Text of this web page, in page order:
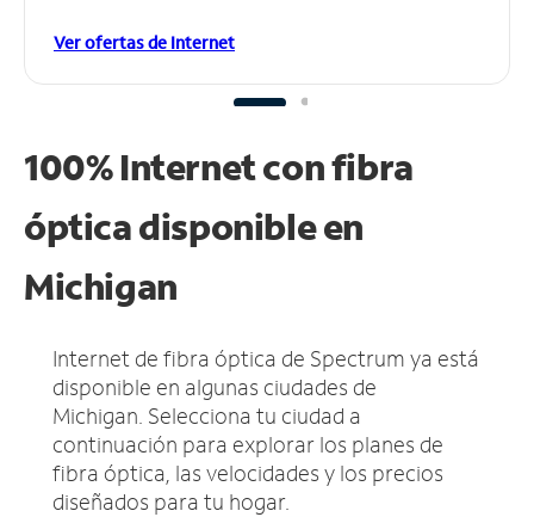
Ver ofertas de Internet
100% Internet con fibra
óptica disponible en
Michigan
Internet de fibra óptica de Spectrum ya está
disponible en algunas ciudades de
Michigan. Selecciona tu ciudad a
continuación para explorar los planes de
fibra óptica, las velocidades y los precios
diseñados para tu hogar.